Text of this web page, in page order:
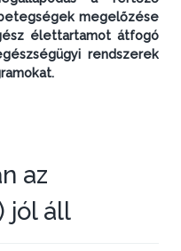
megelőzése
élettartamot átfogó
rendszerek
az
jól áll